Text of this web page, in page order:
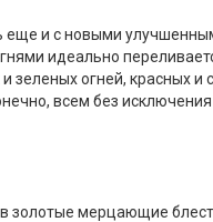
еще и с новыми
идеально
огней, красных и
всем без
мерцающие